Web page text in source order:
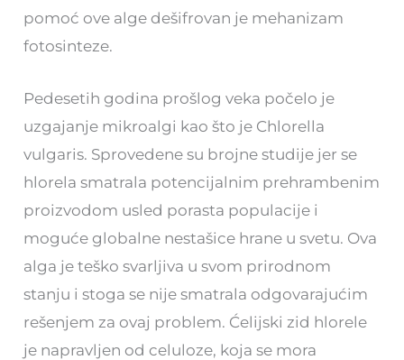
pomoć ove alge dešifrovan je mehanizam
fotosinteze.
Pedesetih godina prošlog veka počelo je
uzgajanje mikroalgi kao što je Chlorella
vulgaris. Sprovedene su brojne studije jer se
hlorela smatrala potencijalnim prehrambenim
proizvodom usled porasta populacije i
moguće globalne nestašice hrane u svetu. Ova
alga je teško svarljiva u svom prirodnom
stanju i stoga se nije smatrala odgovarajućim
rešenjem za ovaj problem. Ćelijski zid hlorele
je napravljen od celuloze, koja se mora